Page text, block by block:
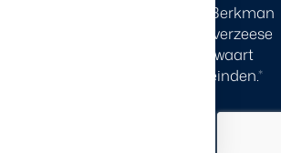
Ik ga er mee akkoord dat Berkman
Forwarding B.V., inclusief de overzeese
vestigingen, mijn gegevens bewaart
voor marketing- en salesdoeleinden.*